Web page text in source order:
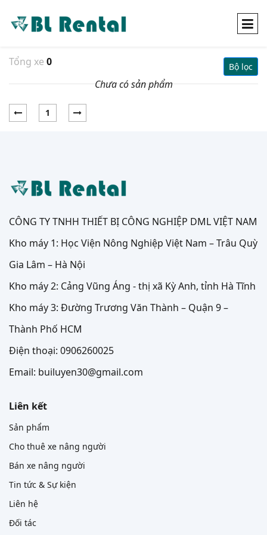
Tổng xe 0 Bộ lọc
Chưa có sản phẩm
1
CÔNG TY TNHH THIẾT BỊ CÔNG NGHIỆP DML VIỆT NAM
Kho máy 1: Học Viện Nông Nghiệp Việt Nam – Trâu Quỳ
Gia Lâm – Hà Nội
Kho máy 2: Cảng Vũng Áng - thị xã Kỳ Anh, tỉnh Hà Tĩnh
Kho máy 3: Đường Trương Văn Thành – Quận 9 –
Thành Phố HCM
Điện thoại: 0906260025
Email: builuyen30@gmail.com
Liên kết
Sản phẩm
Cho thuê xe nâng người
Bán xe nâng người
Tin tức & Sự kiện
Liên hệ
Đối tác